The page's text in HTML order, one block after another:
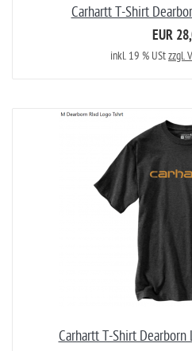
Carhartt T-Shirt
EUR
inkl. 19 % UStzzgl.
Carhartt T-Shirt Dearborn